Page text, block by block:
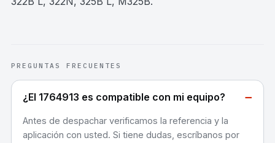
PREGUNTAS FRECUENTES
¿El 1764913 es compatible con mi equipo? −
Antes de despachar verificamos la referencia y la
aplicación con usted. Si tiene dudas, escríbanos por